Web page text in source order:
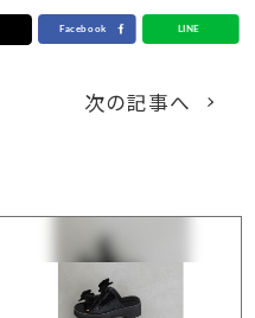
次の記事へ